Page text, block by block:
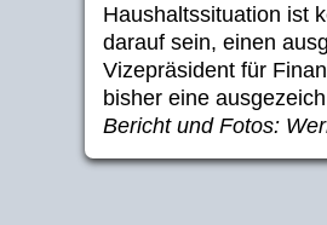
Haushaltssituation ist
darauf sein, einen
Vizepräsident für
bisher eine
Bericht und Fotos: